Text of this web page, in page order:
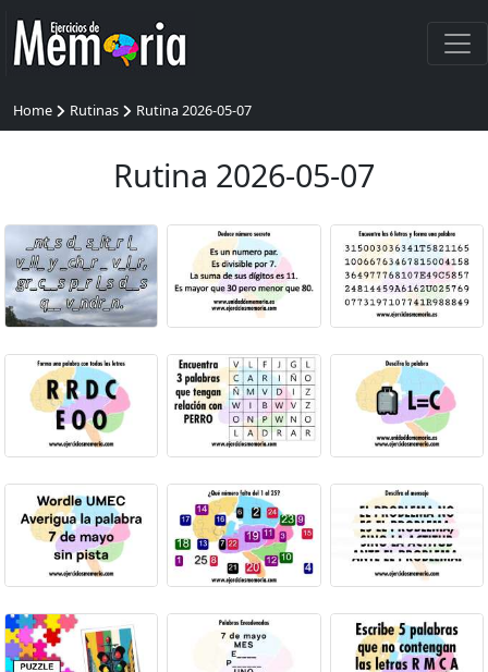
Home Rutinas Rutina 2026-05-07
Rutina 2026-05-07